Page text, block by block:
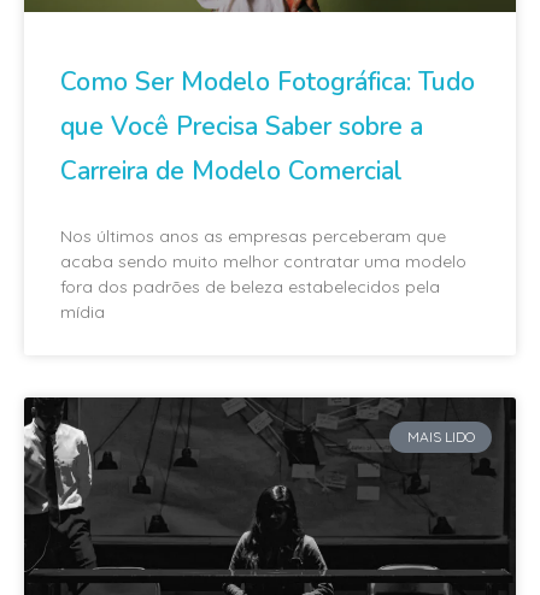
Como Ser Modelo Fotográfica: Tudo
que Você Precisa Saber sobre a
Carreira de Modelo Comercial
Nos últimos anos as empresas perceberam que
acaba sendo muito melhor contratar uma modelo
fora dos padrões de beleza estabelecidos pela
mídia
MAIS LIDO